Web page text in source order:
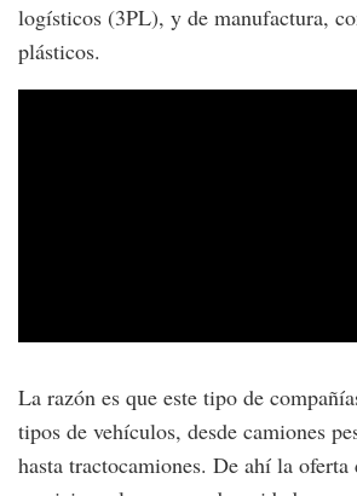
logísticos (3PL), y de manufactura,
plásticos.
La razón es que este tipo de
tipos de vehículos, desde camiones
hasta tractocamiones. De ahí la oferta